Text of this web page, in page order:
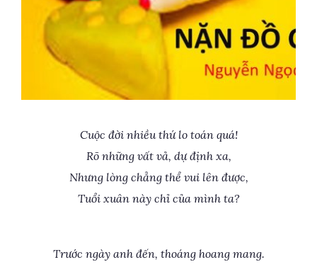
Cuộc đời nhiều thứ lo toán quá!
Rõ những vất vả, dự định xa,
Nhưng lòng chẳng thể vui lên được,
Tuổi xuân này chỉ của mình ta?
Trước ngày anh đến, thoáng hoang mang.